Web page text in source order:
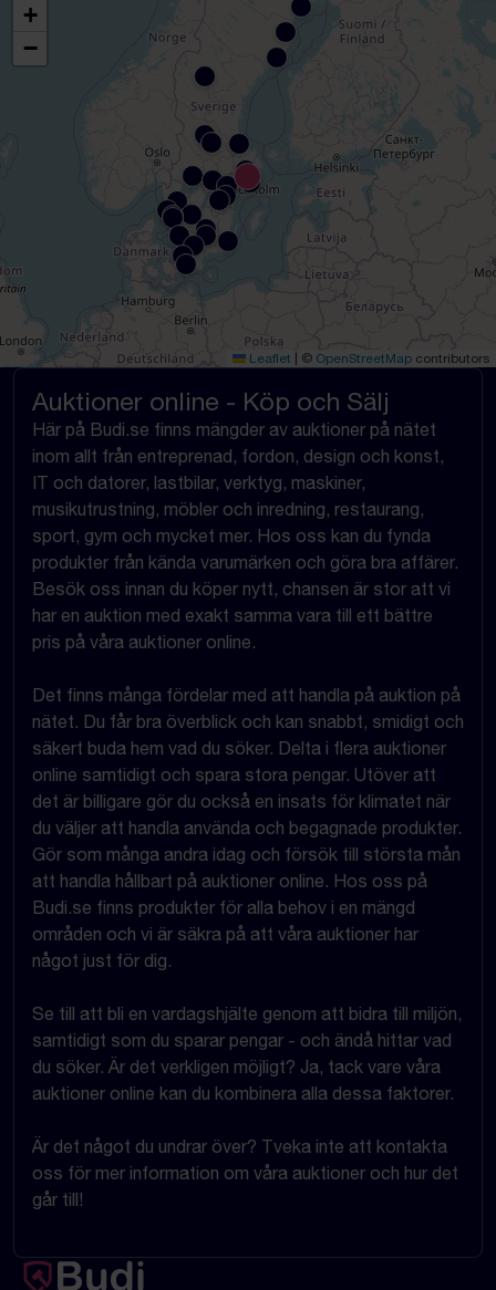
+
−
Leaflet © OpenStreetMap contributors
Auktioner online - Köp och Sälj
Här på Budi.se finns mängder av auktioner på nätet
inom allt från entreprenad, fordon, design och konst,
IT och datorer, lastbilar, verktyg, maskiner,
musikutrustning, möbler och inredning, restaurang,
sport, gym och mycket mer. Hos oss kan du fynda
produkter från kända varumärken och göra bra affärer.
Besök oss innan du köper nytt, chansen är stor att vi
har en auktion med exakt samma vara till ett bättre
pris på våra auktioner online.
Det finns många fördelar med att handla på auktion på
nätet. Du får bra överblick och kan snabbt, smidigt och
säkert buda hem vad du söker. Delta i flera auktioner
online samtidigt och spara stora pengar. Utöver att
det är billigare gör du också en insats för klimatet när
du väljer att handla använda och begagnade produkter.
Gör som många andra idag och försök till största mån
att handla hållbart på auktioner online. Hos oss på
Budi.se finns produkter för alla behov i en mängd
områden och vi är säkra på att våra auktioner har
något just för dig.
Se till att bli en vardagshjälte genom att bidra till miljön,
samtidigt som du sparar pengar - och ändå hittar vad
du söker. Är det verkligen möjligt? Ja, tack vare våra
auktioner online kan du kombinera alla dessa faktorer.
Är det något du undrar över? Tveka inte att kontakta
oss för mer information om våra auktioner och hur det
går till!